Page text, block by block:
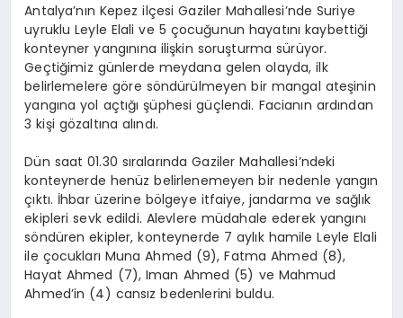
Antalya’nın Kepez ilçesi Gaziler Mahallesi’nde Suriye
uyruklu Leyle Elali ve 5 çocuğunun hayatını kaybettiği
konteyner yangınına ilişkin soruşturma sürüyor.
Geçtiğimiz günlerde meydana gelen olayda, ilk
belirlemelere göre söndürülmeyen bir mangal ateşinin
yangına yol açtığı şüphesi güçlendi. Facianın ardından
3 kişi gözaltına alındı.
Dün saat 01.30 sıralarında Gaziler Mahallesi’ndeki
konteynerde henüz belirlenemeyen bir nedenle yangın
çıktı. İhbar üzerine bölgeye itfaiye, jandarma ve sağlık
ekipleri sevk edildi. Alevlere müdahale ederek yangını
söndüren ekipler, konteynerde 7 aylık hamile Leyle Elali
ile çocukları Muna Ahmed (9), Fatma Ahmed (8),
Hayat Ahmed (7), Iman Ahmed (5) ve Mahmud
Ahmed’in (4) cansız bedenlerini buldu.